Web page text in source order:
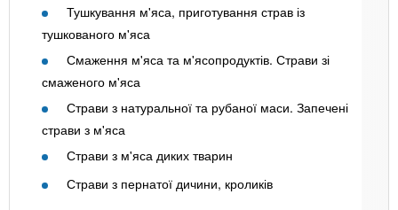
Тушкування м'яса, приготування страв із
тушкованого м'яса
Смаження м'яса та м'ясопродуктів. Страви зі
смаженого м'яса
Страви з натуральної та рубаної маси. Запечені
страви з м'яса
Страви з м'яса диких тварин
Страви з пернатої дичини, кроликів